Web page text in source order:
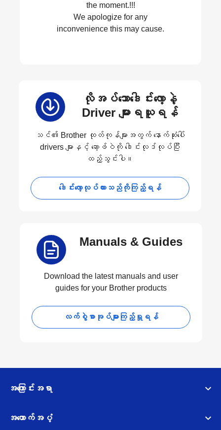
the moment.!!!
We apologize for any
inconvenience this may cause.
လိုအပ်သောဒေါင်းလော့နဲ့
Driver များရယူရန်
သင်၏ Brother ထုတ်ကုန်များအတွက် နောက်ဆုံးပေါ်
drivers များနှင့် ဆော့ဖ်ဝဲကို ဒေါင်းလုဒ်လုပ်ပြီး
ထည့်သွင်းပါ။
ဒေါင်းလော့လုပ်ထားသည်ကိုကြည့်ရန်
Manuals & Guides
Download the latest manuals and user
guides for your Brother products
လက်စွဲစာအုပ်များကြည့်ရှုရန်
အကြောင်းအရာ
အထောက်အပံ့